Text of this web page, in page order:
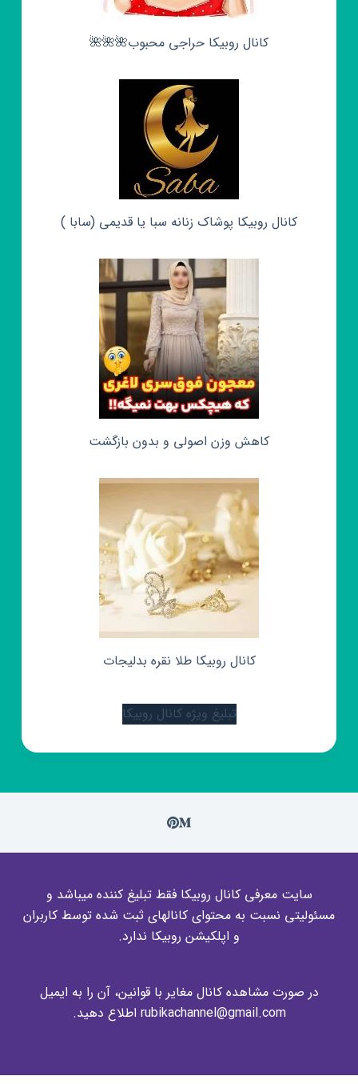
کانال روبیکا حراجی محبوب🌺🌺🌺
کانال روبیکا پوشاک زنانه سبا یا قدیمی (سابا )
کاهش وزن اصولی و بدون بازگشت
کانال روبیکا طلا نقره بدلیجات
تبلیغ ویژه کانال روبیکا
سایت معرفی کانال روبیکا فقط تبلیغ کننده میباشد و
مسئولیتی نسبت به محتوای کانالهای ثبت شده توسط کاربران
و اپلکیشن روبیکا ندارد.
در صورت مشاهده کانال مغایر با قوانین، آن را به ایمیل
rubikachannel@gmail.com اطلاع دهید.